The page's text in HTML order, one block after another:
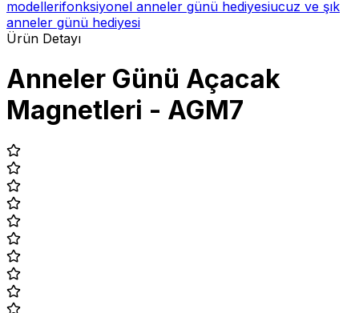
modellerifonksiyonel anneler günü hediyesiucuz ve şık
anneler günü hediyesi
Ürün Detayı
Anneler Günü Açacak
Magnetleri - AGM7